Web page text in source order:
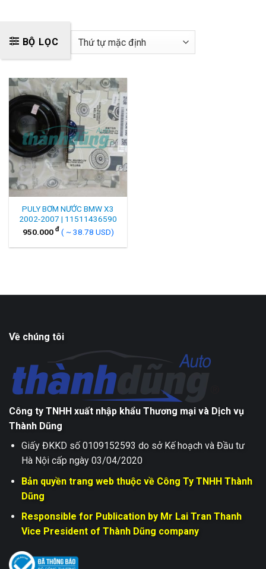
BỘ LỌC
PULY BƠM NƯỚC BMW X3
2002-2007 | 11511436590
950.000 đ ( ~ 38.78 USD)
Về chúng tôi
Công ty TNHH xuất nhập khẩu Thương mại và Dịch vụ
Thành Dũng
Giấy ĐKKD số 0109152593 do sở Kế hoạch và Đầu tư
Hà Nội cấp ngày 03/04/2020
Bản quyền trang web thuộc về Công Ty TNHH Thành
Dũng
Responsible for Publication by Mr Lai Tran Thanh
Vice President of Thành Dũng company